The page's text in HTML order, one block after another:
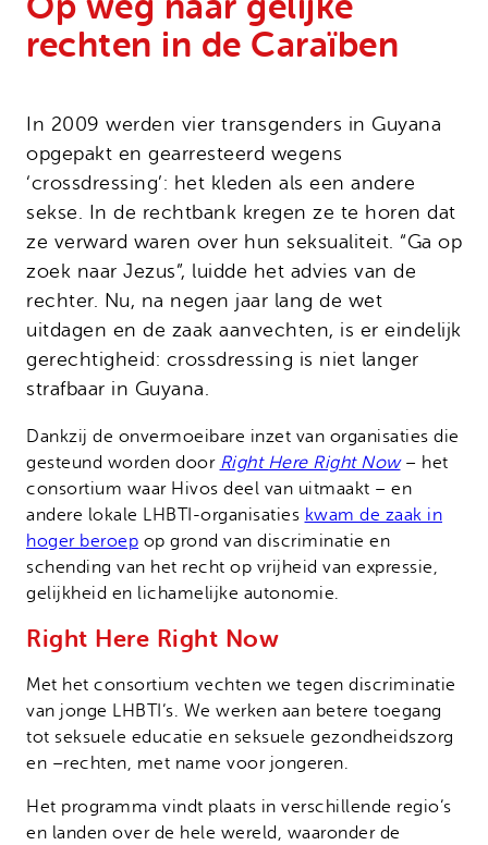
rechten in de Caraïben
In 2009 werden vier transgenders in Guyana
opgepakt en gearresteerd wegens
‘crossdressing’: het kleden als een andere
sekse. In de rechtbank kregen ze te horen dat
ze verward waren over hun seksualiteit. “Ga op
zoek naar Jezus”, luidde het advies van de
rechter. Nu, na negen jaar lang de wet
uitdagen en de zaak aanvechten, is er eindelijk
gerechtigheid: crossdressing is niet langer
strafbaar in Guyana.
Dankzij de onvermoeibare inzet van organisaties die
gesteund worden door Right Here Right Now– het
consortium waar Hivos deel van uitmaakt – en
andere lokale LHBTI-organisaties kwam de zaak in
hoger beroep op grond van discriminatie en
schending van het recht op vrijheid van expressie,
gelijkheid en lichamelijke autonomie.
Right Here Right Now
Met het consortium vechten we tegen discriminatie
van jonge LHBTI’s. We werken aan betere toegang
tot seksuele educatie en seksuele gezondheidszorg
en –rechten, met name voor jongeren.
Het programma vindt plaats in verschillende regio’s
en landen over de hele wereld, waaronder de
Noodfonds voor activisten
Onze successen
Jaarverslag
Contact